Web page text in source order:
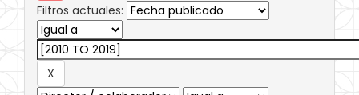
Filtros actuales: